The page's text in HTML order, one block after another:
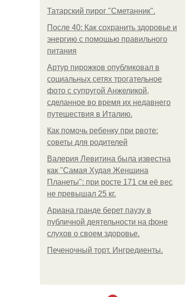
Татарский пирог "Сметанник".
После 40: Как сохранить здоровье и
энергию с помощью правильного
питания
Артур пирожков опубликовал в
социальных сетях трогательное
фото с супругой Анжеликой,
сделанное во время их недавнего
путешествия в Италию.
Как помочь ребенку при рвоте:
советы для родителей
Валерия Левитина была известна
как "Самая Худая Женщина
Планеты": при росте 171 см её вес
не превышал 25 кг.
Ариана гранде берет паузу в
публичной деятельности на фоне
слухов о своем здоровье.
Печеночный торт. Ингредиенты.